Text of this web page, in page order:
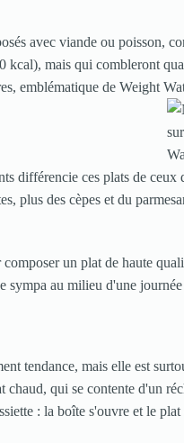
avec viande ou poisson,
kcal), mais qui combleront
emblématique de Weight
différencie ces plats de
plus des cèpes et du
un plat de haute
sympa au milieu d'une
tendance, mais elle est
chaud, qui se contente d'un
: la boîte s'ouvre et le plat